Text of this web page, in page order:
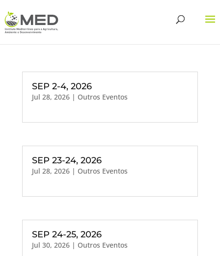
SEP 2-4, 2026
Jul 28, 2026| Outros Eventos
SEP 23-24, 2026
Jul 28, 2026| Outros Eventos
SEP 24-25, 2026
Jul 30, 2026| Outros Eventos